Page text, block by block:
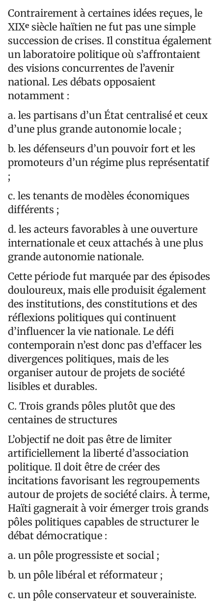
Contrairement à certaines idées reçues, le
XIXᵉ siècle haïtien ne fut pas une simple
succession de crises. Il constitua également
un laboratoire politique où s’affrontaient
des visions concurrentes de l’avenir
national. Les débats opposaient
notamment :
a. les partisans d’un État centralisé et ceux
d’une plus grande autonomie locale ;
b. les défenseurs d’un pouvoir fort et les
promoteurs d’un régime plus représentatif
;
c. les tenants de modèles économiques
différents ;
d. les acteurs favorables à une ouverture
internationale et ceux attachés à une plus
grande autonomie nationale.
Cette période fut marquée par des épisodes
douloureux, mais elle produisit également
des institutions, des constitutions et des
réflexions politiques qui continuent
d’influencer la vie nationale. Le défi
contemporain n’est donc pas d’effacer les
divergences politiques, mais de les
organiser autour de projets de société
lisibles et durables.
C. Trois grands pôles plutôt que des
centaines de structures
L’objectif ne doit pas être de limiter
artificiellement la liberté d’association
politique. Il doit être de créer des
incitations favorisant les regroupements
autour de projets de société clairs. À terme,
Haïti gagnerait à voir émerger trois grands
pôles politiques capables de structurer le
débat démocratique :
a. un pôle progressiste et social ;
b. un pôle libéral et réformateur ;
c. un pôle conservateur et souverainiste.